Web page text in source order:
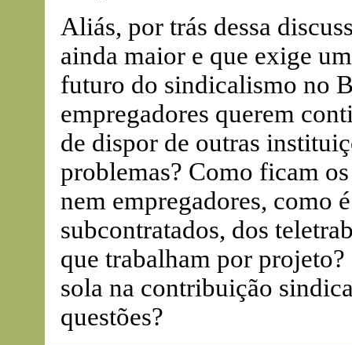
Aliás, por trás dessa
ainda maior e que exige
futuro do sindicalismo no
empregadores querem
de dispor de outras
problemas? Como ficam
nem empregadores, como
subcontratados, dos
que trabalham por
sola na contribuição
questões?